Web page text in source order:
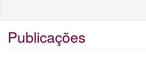
Publicações